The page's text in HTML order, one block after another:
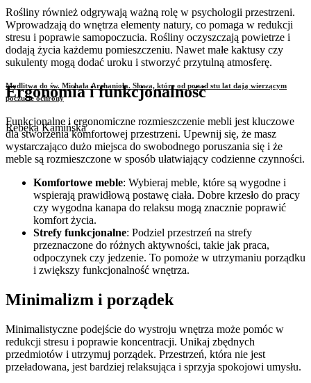
Modlitwa do św. Michała Archanioła. Słowa, które od ponad stu lat dają wierzącym
poczucie ochrony
Rebeka Kamińska
Rośliny również odgrywają ważną rolę w psychologii przestrzeni.
Wprowadzają do wnętrza elementy natury, co pomaga w redukcji
stresu i poprawie samopoczucia. Rośliny oczyszczają powietrze i
dodają życia każdemu pomieszczeniu. Nawet małe kaktusy czy
sukulenty mogą dodać uroku i stworzyć przytulną atmosferę.
Ergonomia i funkcjonalność
Funkcjonalne i ergonomiczne rozmieszczenie mebli jest kluczowe
dla stworzenia komfortowej przestrzeni. Upewnij się, że masz
wystarczająco dużo miejsca do swobodnego poruszania się i że
meble są rozmieszczone w sposób ułatwiający codzienne czynności.
Komfortowe meble: Wybieraj meble, które są wygodne i
wspierają prawidłową postawę ciała. Dobre krzesło do pracy
czy wygodna kanapa do relaksu mogą znacznie poprawić
komfort życia.
Strefy funkcjonalne: Podziel przestrzeń na strefy
przeznaczone do różnych aktywności, takie jak praca,
odpoczynek czy jedzenie. To pomoże w utrzymaniu porządku
i zwiększy funkcjonalność wnętrza.
Minimalizm i porządek
Minimalistyczne podejście do wystroju wnętrza może pomóc w
redukcji stresu i poprawie koncentracji. Unikaj zbędnych
przedmiotów i utrzymuj porządek. Przestrzeń, która nie jest
przeładowana, jest bardziej relaksująca i sprzyja spokojowi umysłu.